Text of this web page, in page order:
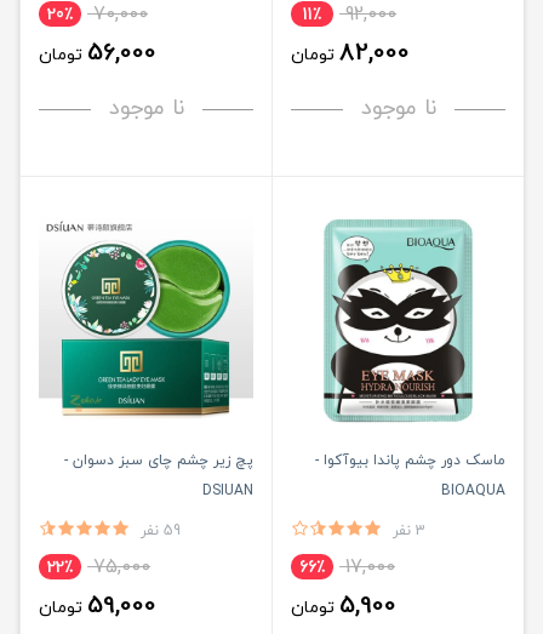
92,000 11٪
82,000 تومان
نا موجود
70,000 20٪
56,000 تومان
نا موجود
ماسک دور چشم پاندا بیوآکوا -
BIOAQUA
3 نفر
17,000 66٪
5,900 تومان
پچ زیر چشم چای سبز دسوان -
DSIUAN
59 نفر
75,000 22٪
59,000 تومان